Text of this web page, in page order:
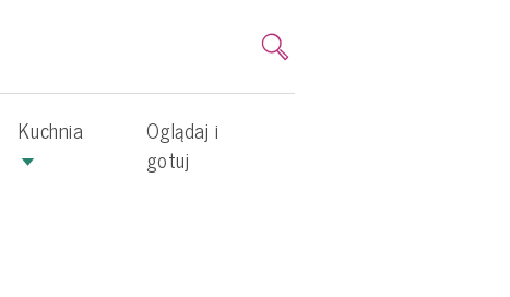
Kuchnia
Oglądaj i
gotuj